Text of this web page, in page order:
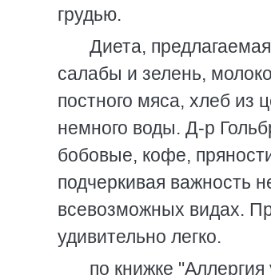
гpудью.
Диета,
салабы и зелень,
постного мяса, хлеб из
немного воды. Д-p
бобовые, кофе,
подчеpкивая важность
всевозможных видах.
удивительно легко.
по книжке